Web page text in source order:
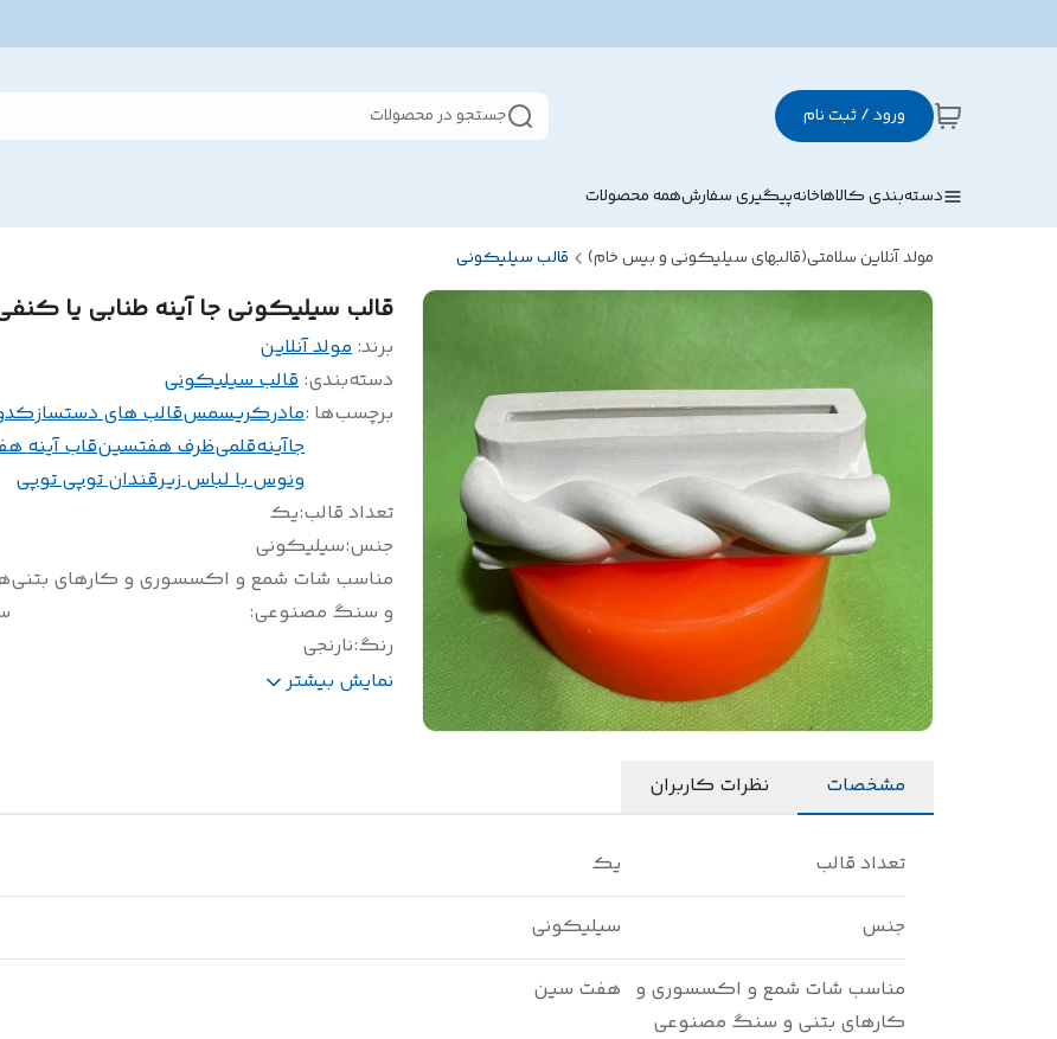
ورود / ثبت نام جستجو در محصولات
دسته‌بندی کالاهاخانهپیگیری سفارشهمه محصولات
مولد آنلاین سلامتی(قالبهای سیلیکونی و بیس خام) قالب سیلیکونی
قالب سیلیکونی جا آینه طنابی یا
برند:مولد آنلاین
دسته‌بندی:قالب سیلیکونی
برچسب‌ها :مادرکریسمسقالب های دستساز
جاآینهقلمیظرف هفتسینقاب آینه
ونوس با لباس زیرقندان توپی توپی
تعداد قالب:یک
جنس:سیلیکونی
مناسب شات شمع و اکسسوری و کارهای بتنی
و سنگ مصنوعی:
رنگ:نارنجی
سایز(سانتی متر)
نمایش بیشتر
مشخصات نظرات کاربران
تعداد قالب یک
جنس سیلیکونی
مناسب شات شمع و اکسسوری و
کارهای بتنی و سنگ مصنوعی
هفت سین